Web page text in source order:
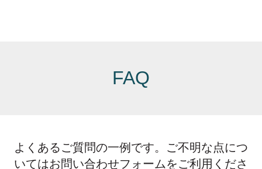
FAQ
よくあるご質問の一例です。ご不明な点につ
いてはお問い合わせフォームをご利用くださ